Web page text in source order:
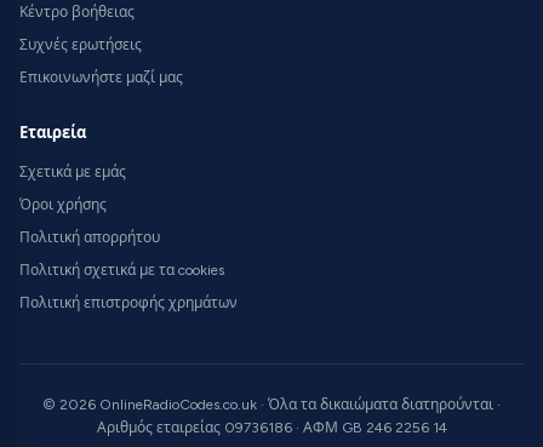
Κέντρο βοήθειας
Συχνές ερωτήσεις
Επικοινωνήστε μαζί μας
Εταιρεία
Σχετικά με εμάς
Όροι χρήσης
Πολιτική απορρήτου
Πολιτική σχετικά με τα cookies
Πολιτική επιστροφής χρημάτων
© 2026 OnlineRadioCodes.co.uk · Όλα τα δικαιώματα διατηρούνται ·
Αριθμός εταιρείας 09736186 · ΑΦΜ GB 246 2256 14